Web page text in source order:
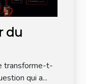
du
transforme-t-
qui a...